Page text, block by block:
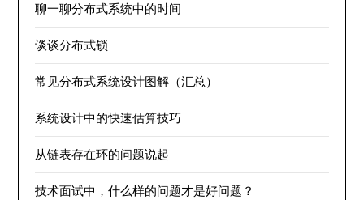
聊一聊分布式系统中的时间
谈谈分布式锁
常见分布式系统设计图解（汇总）
系统设计中的快速估算技巧
从链表存在环的问题说起
技术面试中，什么样的问题才是好问题？